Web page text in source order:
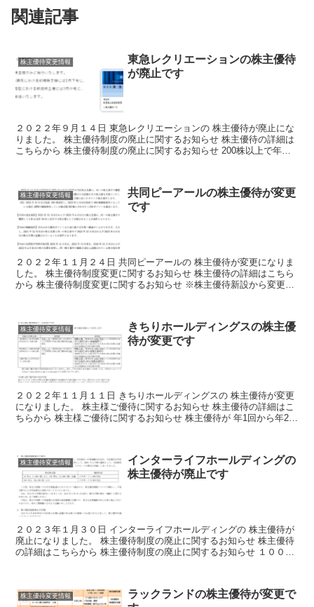
関連記事
株主優待変更情報
東急レクリエーションの株主優待
が廃止です
２０２２年９月１４日 東急レクリエーションの 株主優待が廃止にな
りました。 株主優待制度の廃止に関するお知らせ 株主優待の詳細は
こちらから 株主優待制度の廃止に関するお知らせ 200株以上で年２
株主優待変更情報
共同ピーアールの株主優待が変更
です
２０２２年１１月２４日 共同ピーアールの 株主優待が変更になりま
した。 株主優待制度変更に関するお知らせ 株主優待の詳細はこちら
から 株主優待制度変更に関するお知らせ ※株主優待新設から変更内
株主優待変更情報
きちりホールディングスの株主優
待が変更です
２０２２年１１月１１日 きちりホールディングスの 株主優待が変更
になりました。 株主様ご優待に関するお知らせ 株主優待の詳細はこ
ちらから 株主様ご優待に関するお知らせ 株主優待が 年1回から年2回
株主優待変更情報
インターライフホールディングの
株主優待が廃止です
２０２３年１月３０日 インターライフホールディングの 株主優待が
廃止になりました。 株主優待制度の廃止に関するお知らせ 株主優待
の詳細はこちらから 株主優待制度の廃止に関するお知らせ １０００
株主優待変更情報
ラックランドの株主優待が変更で